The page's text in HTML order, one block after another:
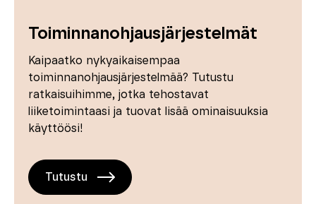
Toiminnanohjausjärjestelmät
Kaipaatko nykyaikaisempaa
toiminnanohjausjärjestelmää? Tutustu
ratkaisuihimme, jotka tehostavat
liiketoimintaasi ja tuovat lisää ominaisuuksia
käyttöösi!
Tutustu